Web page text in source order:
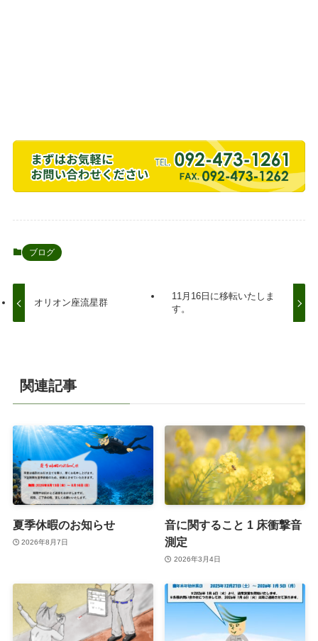
ブログ
オリオン座流星群
11月16日に移転いたしま
す。
関連記事
夏季休暇のお知らせ
2026年8月7日
音に関すること 1 床衝撃音
測定
2026年3月4日